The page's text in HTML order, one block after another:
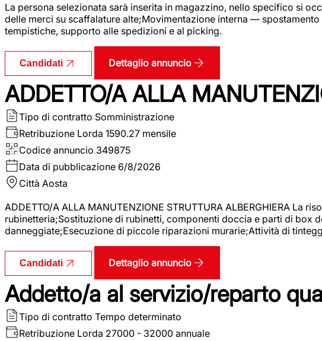
La persona selezionata sarà inserita in magazzino, nello specifico si
delle merci su scaffalature alte;Movimentazione interna —
tempistiche, supporto alle spedizioni e al picking.
Candidati Dettaglio annuncio
ADDETTO/A ALLA
Tipo di contratto Somministrazione
Retribuzione Lorda 1590.27 mensile
Codice annuncio 349875
Data di pubblicazione 6/8/2026
Città Aosta
ADDETTO/A ALLA MANUTENZIONE STRUTTURA ALBERGHIERA
rubinetteria;Sostituzione di rubinetti, componenti doccia e parti di box
danneggiate;Esecuzione di piccole riparazioni murarie;Attività di
Candidati Dettaglio annuncio
Addetto/a al servizio/reparto
Tipo di contratto Tempo determinato
Retribuzione Lorda 27000 - 32000 annuale